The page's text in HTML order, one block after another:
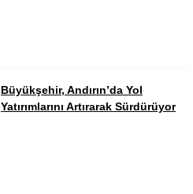
Büyükşehir, Andırın’da Yol
Yatırımlarını Artırarak Sürdürüyor